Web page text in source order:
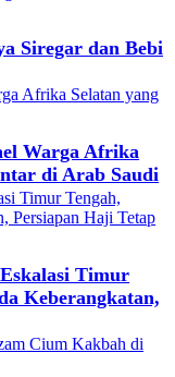
Siregar dan Bebi
Warga Afrika
di Arab Saudi
Timur
Keberangkatan,